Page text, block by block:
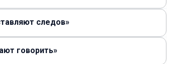
следов»
говорить»